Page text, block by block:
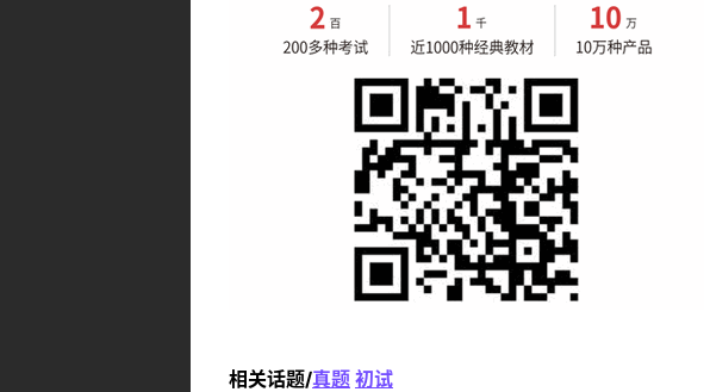
相关话题/真题 初试